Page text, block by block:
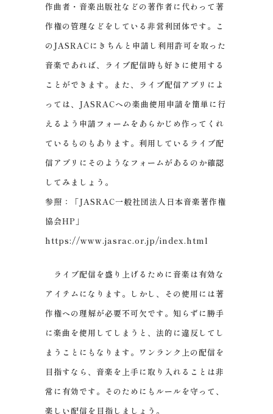
作曲者・音楽出版社などの著作者に代わって著
作権の管理などをしている非営利団体です。こ
のJASRACにきちんと申請し利用許可を取った
音楽であれば、ライブ配信時も好きに使用する
ことができます。また、ライブ配信アプリによ
っては、JASRACへの楽曲使用申請を簡単に行
えるよう申請フォームをあらかじめ作ってくれ
ているものもあります。利用しているライブ配
信アプリにそのようなフォームがあるのか確認
してみましょう。
参照：「JASRAC一般社団法人日本音楽著作権
協会HP」
https://www.jasrac.or.jp/index.html
ライブ配信を盛り上げるために音楽は有効な
アイテムになります。しかし、その使用には著
作権への理解が必要不可欠です。知らずに勝手
に楽曲を使用してしまうと、法的に違反してし
まうことにもなります。ワンランク上の配信を
目指すなら、音楽を上手に取り入れることは非
常に有効です。そのためにもルールを守って、
楽しい配信を目指しましょう。